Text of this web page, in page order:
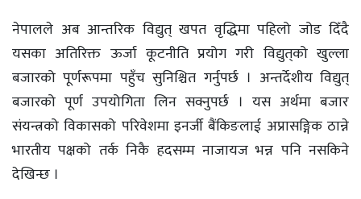
नेपालले अब आन्तरिक विद्युत् खपत वृद्धिमा पहिलो जोड दिँदै
यसका अतिरिक्त ऊर्जा कूटनीति प्रयोग गरी विद्युत्‌‌को खुल्ला
बजारको पूर्णरूपमा पहुँच सुनिश्चित गर्नुपर्छ । अन्तर्देशीय विद्युत्
बजारको पूर्ण उपयोगिता लिन सक्नुपर्छ । यस अर्थमा बजार
संयन्त्रको विकासको परिवेशमा इनर्जी बैंकिङलाई अप्रासङ्गिक ठान्ने
भारतीय पक्षको तर्क निकै हदसम्म नाजायज भन्न पनि नसकिने
देखिन्छ ।